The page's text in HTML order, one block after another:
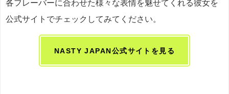
各フレーバーに合わせた様々な表情を魅せてくれる彼女を
公式サイトでチェックしてみてください。
NASTY JAPAN公式サイトを見る